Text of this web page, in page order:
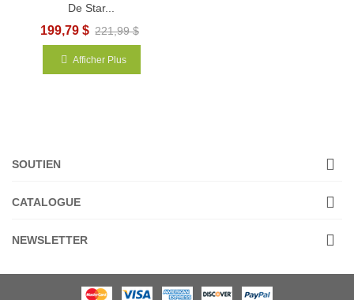
De Star...
199,79 $ 221,99 $
Afficher Plus
SOUTIEN
CATALOGUE
NEWSLETTER